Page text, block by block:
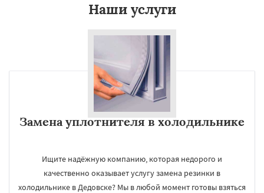
Наши услуги
Замена уплотнителя в холодильнике
Ищите надёжную компанию, которая недорого и
качественно оказывает услугу замена резинки в
холодильнике в Дедовске? Мы в любой момент готовы взяться